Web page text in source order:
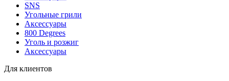
SNS
Угольные грили
Аксессуары
800 Degrees
Уголь и розжиг
Аксессуары
Для клиентов